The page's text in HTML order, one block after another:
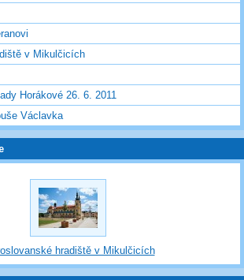
v Mikulčicích
Horákové 26. 6. 2011
Václavka
hradiště v Mikulčicích